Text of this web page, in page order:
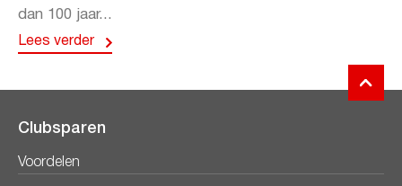
dan 100 jaar...
Lees verder
Clubsparen
Voordelen